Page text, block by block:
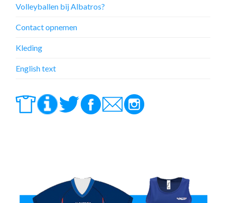
Volleyballen bij Albatros?
Contact opnemen
Kleding
English text